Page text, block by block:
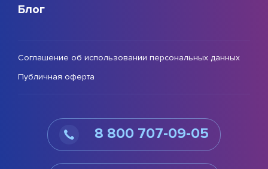
Блог
Соглашение об использовании персональных данных
Публичная оферта
8 800 707-09-05